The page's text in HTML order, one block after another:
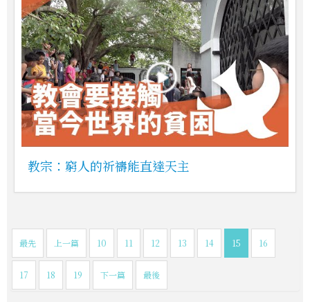
教宗：窮人的祈禱能直達天主
最先 上一篇 10 11 12 13 14 15 16
17 18 19 下一篇 最後